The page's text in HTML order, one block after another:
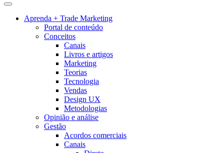
Aprenda + Trade Marketing
Portal de conteúdo
Conceitos
Canais
Livros e artigos
Marketing
Teorias
Tecnologia
Vendas
Design UX
Metodologias
Opinião e análise
Gestão
Acordos comerciais
Canais